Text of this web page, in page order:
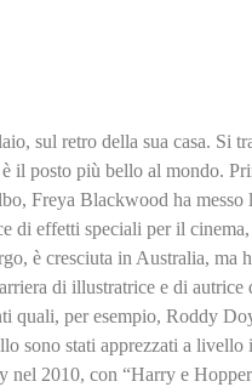
sul retro della sua casa. Si
il posto più bello al mondo.
Freya Blackwood ha messo
di effetti speciali per il
è cresciuta in Australia, ma
di illustratrice e di
quali, per esempio, Roddy
sono stati apprezzati a
nel 2010, con “Harry e